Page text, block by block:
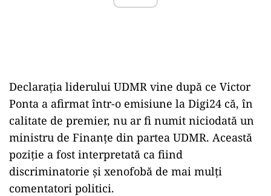
Declarația liderului UDMR vine după ce Victor
Ponta a afirmat într-o emisiune la Digi24 că, în
calitate de premier, nu ar fi numit niciodată un
ministru de Finanțe din partea UDMR. Această
poziție a fost interpretată ca fiind
discriminatorie și xenofobă de mai mulți
comentatori politici.